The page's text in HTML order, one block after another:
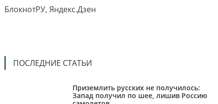
БлокнотРУ, Яндекс.Дзен
ПОСЛЕДНИЕ СТАТЬИ
Приземлить русских не получилось:
Запад получил по шее, лишив Россию